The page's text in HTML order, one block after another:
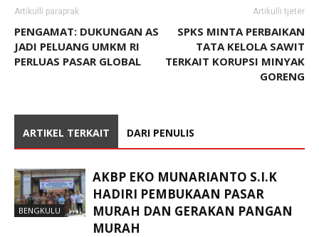
Artikulli paraprak
PENGAMAT: DUKUNGAN AS
JADI PELUANG UMKM RI
PERLUAS PASAR GLOBAL
Artikulli tjetër
SPKS MINTA PERBAIKAN
TATA KELOLA SAWIT
TERKAIT KORUPSI MINYAK
GORENG
ARTIKEL TERKAIT DARI PENULIS
BENGKULU
AKBP EKO MUNARIANTO S.I.K
HADIRI PEMBUKAAN PASAR
MURAH DAN GERAKAN PANGAN
MURAH